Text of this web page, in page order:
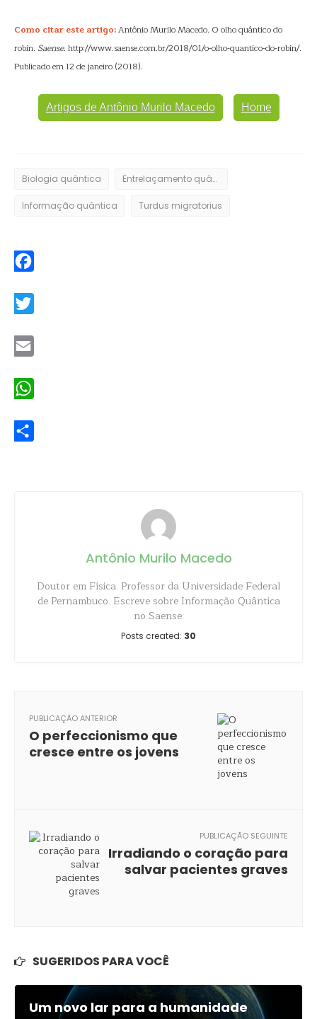
Como citar este artigo:Antônio Murilo Macedo. O olho quântico do
robin. Saense. http://www.saense.com.br/2018/01/o-olho-quantico-do-robin/.
Publicado em 12 de janeiro (2018).
Artigos de Antônio Murilo Macedo Home
Biologia quântica Entrelaçamento quântico
Informação quântica Turdus migratorius
Antônio Murilo Macedo
Doutor em Física. Professor da Universidade Federal
de Pernambuco. Escreve sobre Informação Quântica
no Saense.
Posts created: 30
PUBLICAÇÃO ANTERIOR
O perfeccionismo que
cresce entre os jovens
PUBLICAÇÃO SEGUINTE
Irradiando o coração para
salvar pacientes graves
SUGERIDOS PARA VOCÊ
Um novo lar para a humanidade